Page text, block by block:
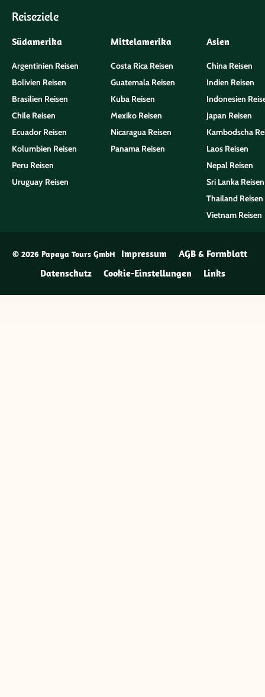
Reiseziele
Südamerika
Argentinien Reisen
Bolivien Reisen
Brasilien Reisen
Chile Reisen
Ecuador Reisen
Kolumbien Reisen
Peru Reisen
Uruguay Reisen
Mittelamerika
Costa Rica Reisen
Guatemala Reisen
Kuba Reisen
Mexiko Reisen
Nicaragua Reisen
Panama Reisen
Asien
China Reisen
Indien Reisen
Indonesien
Japan Reisen
Kambodscha
Laos Reisen
Nepal Reisen
Sri Lanka Reisen
Thailand Reisen
Vietnam Reisen
© 2026 Papaya Tours GmbH Impressum
AGB & Formblatt
Datenschutz
Cookie-Einstellungen Links